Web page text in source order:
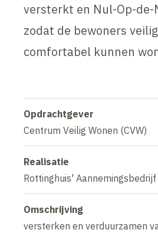
versterkt en Nul-Op-de-
zodat de bewoners
comfortabel kunnen
Opdrachtgever
Centrum Veilig Wonen (CVW)
Realisatie
Rottinghuis' Aannemingsbedrijf
Omschrijving
versterken en verduurzamen